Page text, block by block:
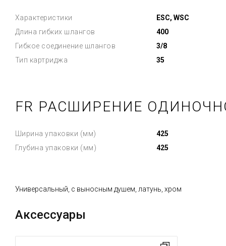
Характеристики
ESC, WSC
Длина гибких шлангов
400
Гибкое соединение шлангов
3/8
Тип картриджа
35
FR РАСШИРЕНИЕ
Ширина упаковки (мм)
425
Глубина упаковки (мм)
425
Универсальный, с выносным душем, латунь, хром
Аксессуары